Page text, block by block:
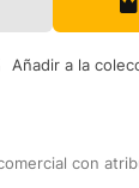
Añadir a la
con